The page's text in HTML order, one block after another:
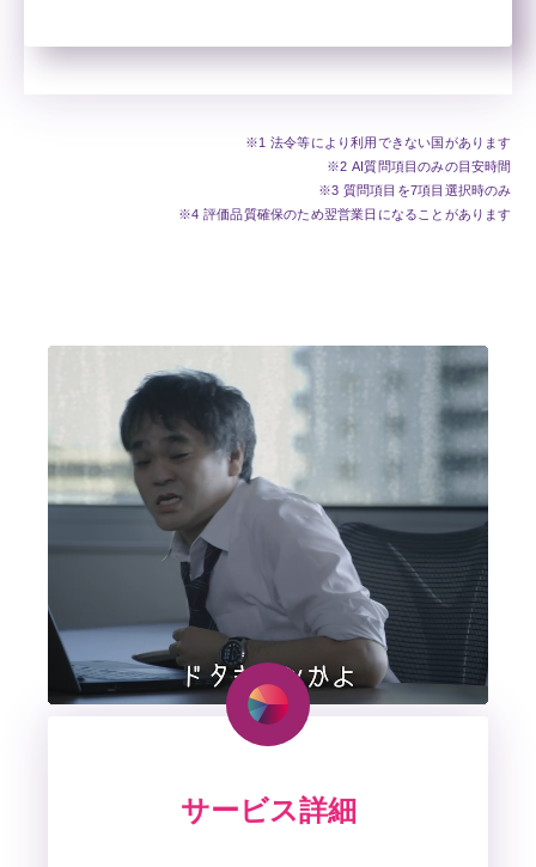
※1 法令等により利用できない国があります
※2 AI質問項目のみの目安時間
※3 質問項目を7項目選択時のみ
※4 評価品質確保のため翌営業日になることがあります
サービス詳細